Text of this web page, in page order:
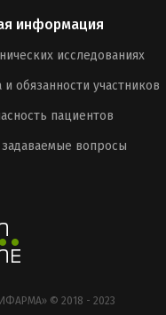
информация
исследованиях
и обязанности участников
пациентов
задаваемые вопросы
© 2018 - 2023